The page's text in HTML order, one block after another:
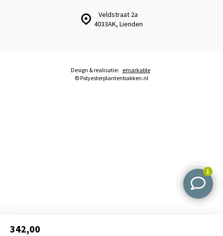
342,00
Veldstraat 2a
4033AK, Lienden
© Polyesterplantenbakken.nl
Design & realisatie: emarkable